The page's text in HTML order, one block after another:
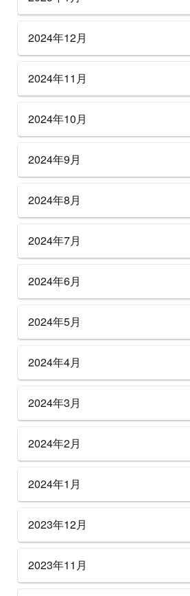
2024年12月
2024年11月
2024年10月
2024年9月
2024年8月
2024年7月
2024年6月
2024年5月
2024年4月
2024年3月
2024年2月
2024年1月
2023年12月
2023年11月